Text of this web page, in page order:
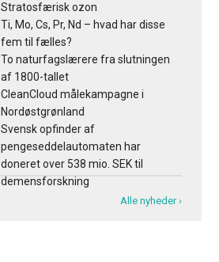
Stratosfærisk ozon
Ti, Mo, Cs, Pr, Nd – hvad har disse
fem til fælles?
To naturfagslærere fra slutningen
af 1800-tallet
CleanCloud målekampagne i
Nordøstgrønland
Svensk opfinder af
pengeseddelautomaten har
doneret over 538 mio. SEK til
demensforskning
Alle nyheder ›